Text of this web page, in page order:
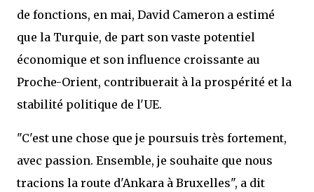
de fonctions, en mai, David Cameron a estimé
que la Turquie, de part son vaste potentiel
économique et son influence croissante au
Proche-Orient, contribuerait à la prospérité et la
stabilité politique de l'UE.
"C'est une chose que je poursuis très fortement,
avec passion. Ensemble, je souhaite que nous
tracions la route d'Ankara à Bruxelles", a dit